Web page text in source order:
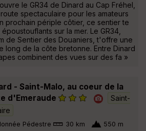
le GR34 de Dinard au Cap Fréhel,
spectaculaire pour les amateurs
prochain périple côtier, ce sentier te
sur la mer. Le GR34,
de Sentier des Douaniers, t'offre une
long de la côte bretonne. Entre Dinard
combinent des vues sur des fa »
- Saint-Malo, au coeur de la
d'Emeraude
Saint-
Pédestre 30 km 550 m